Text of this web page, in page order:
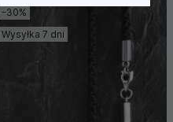
-30%
Wysyłka 7 dni